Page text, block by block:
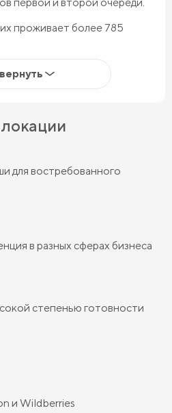
проживает более 785
строительство в этой
10 домов в двух новых жилых
750 семей.
дома почти на 600 семей.
в ближайшей
еще более 3 000
для востребованного
в разных сферах бизнеса
степенью готовности
и Wildberries